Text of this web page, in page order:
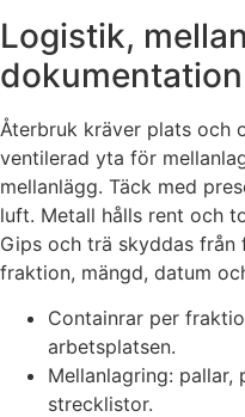
Logistik,
dokumentation
Återbruk kräver plats och
ventilerad yta för
mellanlägg. Täck med
luft. Metall hålls rent och
Gips och trä skyddas
fraktion, mängd, datum
Containrar per
arbetsplatsen.
Mellanlagring:
strecklistor.